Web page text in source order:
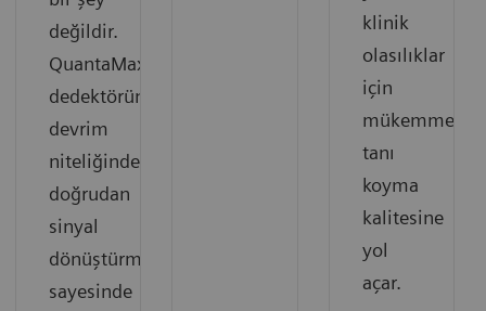
değildir.
QuantaMax
dedektörünün
devrim
niteliğindeki
doğrudan
sinyal
dönüştürmesi
sayesinde
klinik
olasılıklar
için
mükemmel
tanı
koyma
kalitesine
yol
açar.